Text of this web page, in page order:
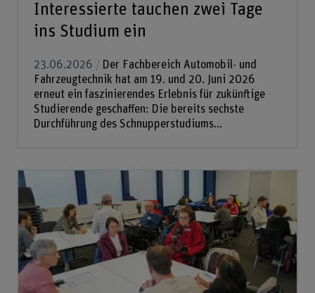
Interessierte tauchen zwei Tage
ins Studium ein
23.06.2026
Der Fachbereich Automobil- und
Fahrzeugtechnik hat am 19. und 20. Juni 2026
erneut ein faszinierendes Erlebnis für zukünftige
Studierende geschaffen: Die bereits sechste
Durchführung des Schnupperstudiums...